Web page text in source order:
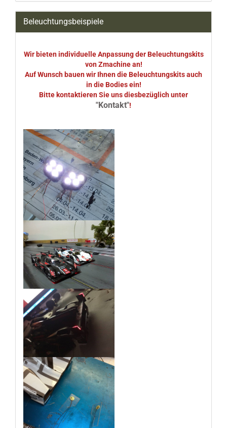
Beleuchtungsbeispiele
Wir bieten individuelle Anpassung der Beleuchtungskits
von Zmachine an!
Auf Wunsch bauen wir Ihnen die Beleuchtungskits auch
in die Bodies ein!
Bitte kontaktieren Sie uns diesbezüglich unter
"Kontakt"!